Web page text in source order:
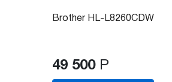
Brother HL-L8260CDW
49 500 Р